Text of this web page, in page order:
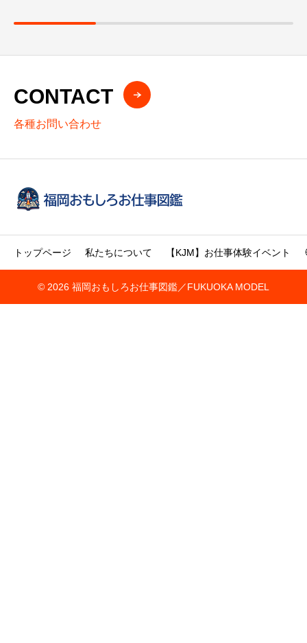
CONTACT
各種お問い合わせ
トップページ 私たちについて 【KJM】お仕事体験イベント
© 2026 福岡おもしろお仕事図鑑／FUKUOKA MODEL